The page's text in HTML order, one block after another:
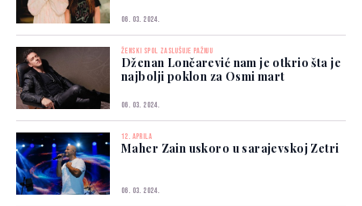
06. 03. 2024.
ŽENSKI SPOL ZASLUŠUJE PAŽNJU
Dženan Lončarević nam je otkrio šta je
najbolji poklon za Osmi mart
06. 03. 2024.
12. APRILA
Maher Zain uskoro u sarajevskoj Zetri
06. 03. 2024.